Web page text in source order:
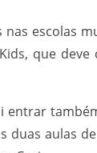
escolas
que deve
entrar
aulas